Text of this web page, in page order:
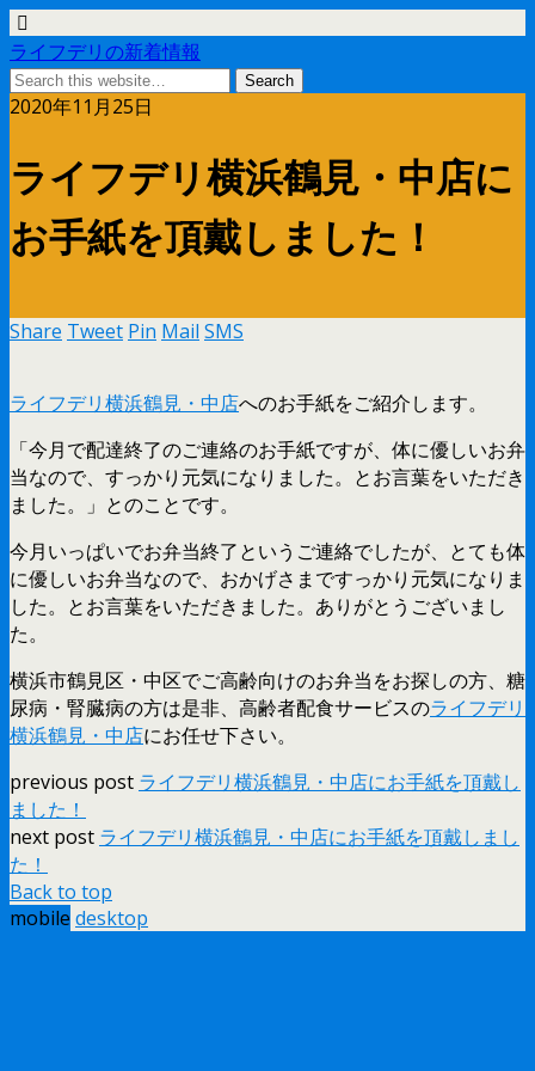
ライフデリの新着情報
2020年11月25日
ライフデリ横浜鶴見・中店に
お手紙を頂戴しました！
Share Tweet Pin Mail SMS
ライフデリ横浜鶴見・中店へのお手紙をご紹介します。
「今月で配達終了のご連絡のお手紙ですが、体に優しいお弁
当なので、すっかり元気になりました。とお言葉をいただき
ました。」とのことです。
今月いっぱいでお弁当終了というご連絡でしたが、とても体
に優しいお弁当なので、おかげさまですっかり元気になりま
した。とお言葉をいただきました。ありがとうございまし
た。
横浜市鶴見区・中区でご高齢向けのお弁当をお探しの方、糖
尿病・腎臓病の方は是非、高齢者配食サービスのライフデリ
横浜鶴見・中店にお任せ下さい。
previous post ライフデリ横浜鶴見・中店にお手紙を頂戴し
ました！
next post ライフデリ横浜鶴見・中店にお手紙を頂戴しまし
た！
Back to top
mobile desktop